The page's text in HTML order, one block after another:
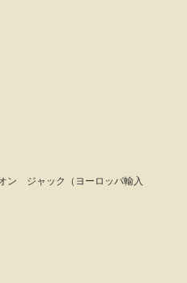
ン ジャック（ヨーロッパ輸入